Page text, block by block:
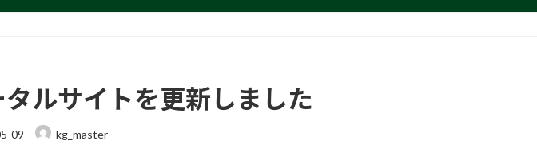
ルサイトを更新しました
09 kg_master